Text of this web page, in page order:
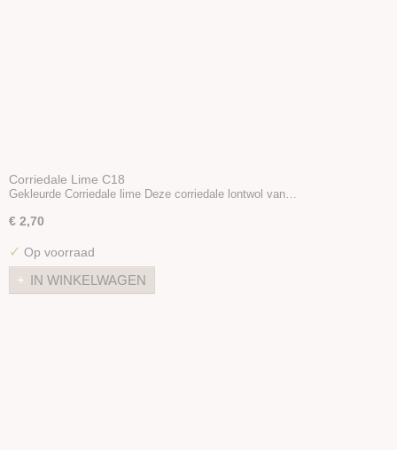
Corriedale Lime C18
Gekleurde Corriedale lime Deze corriedale lontwol van…
€ 2,70
✓ Op voorraad
IN WINKELWAGEN